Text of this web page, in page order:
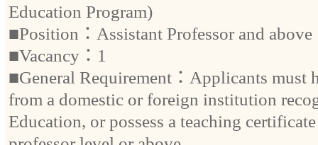
Education Program)
■Position：Assistant Professor and above
■Vacancy：1
■General Requirement：Applicants must
from a domestic or foreign institution
Education, or possess a teaching